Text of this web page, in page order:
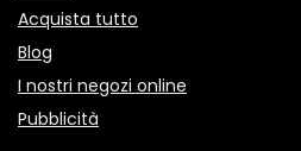
Acquista tutto
Blog
I nostri negozi online
Pubblicità